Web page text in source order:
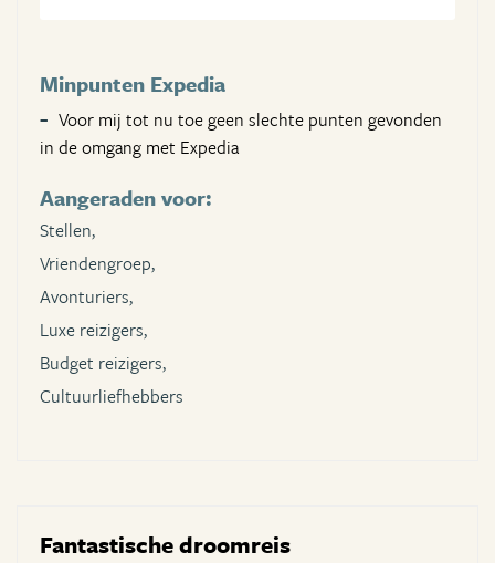
Minpunten Expedia
Voor mij tot nu toe geen slechte punten gevonden
in de omgang met Expedia
Aangeraden voor:
Stellen,
Vriendengroep,
Avonturiers,
Luxe reizigers,
Budget reizigers,
Cultuurliefhebbers
Fantastische droomreis